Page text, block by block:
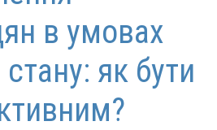
в умовах
як бути